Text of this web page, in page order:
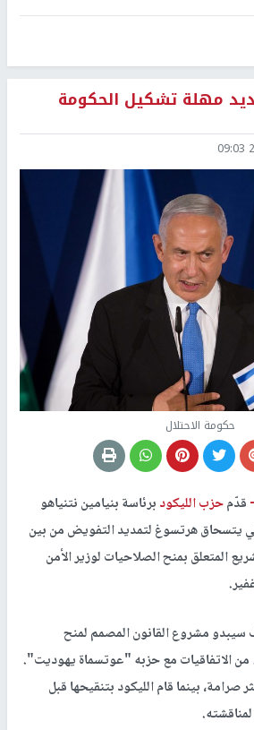
مهلة تشكيل الحكومة
حكومة الاحتلال
قدّمحزب الليكودبرئاسة بنيامين نتنياهو
يتسحاق هرتسوغ لتمديد التفويض من بين
المتعلق بمنح الصلاحيات لوزير الأمن
مشروع القانون المصمم لمنح
الاتفاقيات مع حزبه "عوتسماة يهوديت".
بينما قام الليكود بتنقيحها قبل